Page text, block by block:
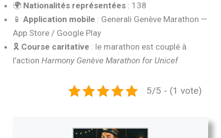
🌍 Nationalités représentées : 138
📱Application mobile : Generali Genève Marathon —
App Store / Google Play
🎗️ Course caritative : le marathon est couplé à
l’actionHarmony Genève Marathon for Unicef
5/5 - (1 vote)